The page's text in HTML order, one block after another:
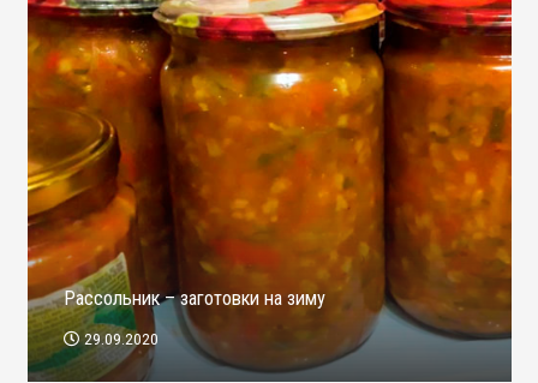
Рассольник – заготовки на зиму
29.09.2020